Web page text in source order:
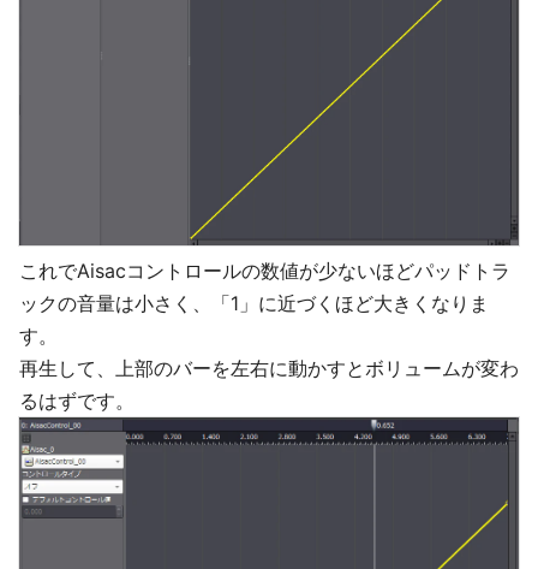
これでAisacコントロールの数値が少ないほどパッドトラ
ックの音量は小さく、「1」に近づくほど大きくなりま
す。
再生して、上部のバーを左右に動かすとボリュームが変わ
るはずです。